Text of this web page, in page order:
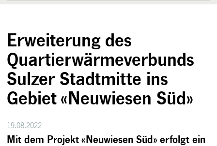
Erweiterung des
Quartierwärmeverbunds
Sulzer Stadtmitte ins
Gebiet «Neuwiesen Süd»
19.08.2022
Mit dem Projekt «Neuwiesen Süd» erfolgt ein